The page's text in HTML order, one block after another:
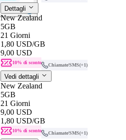
Dettagli
New Zealand
5GB
21 Giorni
1,80 USD/GB
9,00 USD
10% di sconto Chiamate/SMS(+1)
Vedi dettagli
New Zealand
5GB
21 Giorni
9,00 USD
1,80 USD/GB
10% di sconto Chiamate/SMS(+1)